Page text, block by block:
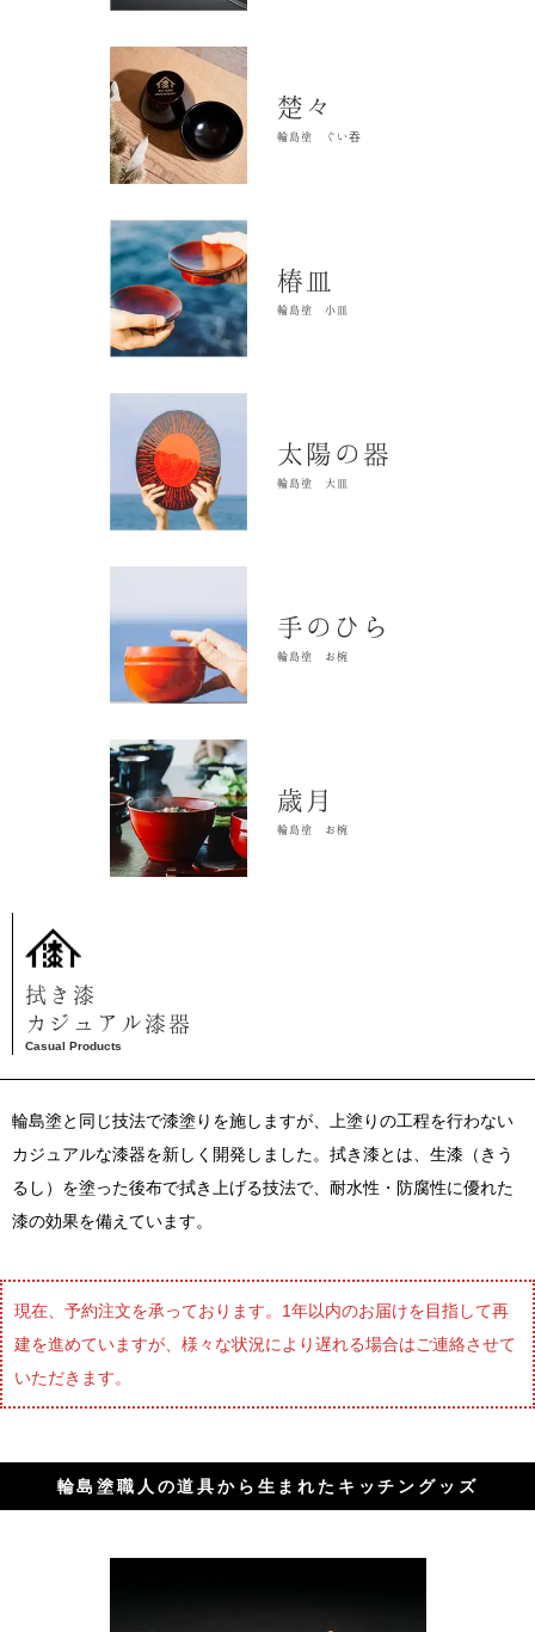
楚々
輪島塗 ぐい吞
椿皿
輪島塗 小皿
太陽の器
輪島塗 大皿
手のひら
輪島塗 お椀
歳月
輪島塗 お椀
拭き漆
カジュアル漆器
Casual Products
輪島塗と同じ技法で漆塗りを施しますが、上塗りの工程を行わない
カジュアルな漆器を新しく開発しました。拭き漆とは、生漆（きう
るし）を塗った後布で拭き上げる技法で、耐水性・防腐性に優れた
漆の効果を備えています。
現在、予約注文を承っております。1年以内のお届けを目指して再
建を進めていますが、様々な状況により遅れる場合はご連絡させて
いただきます。
輪島塗職人の道具から生まれたキッチングッズ